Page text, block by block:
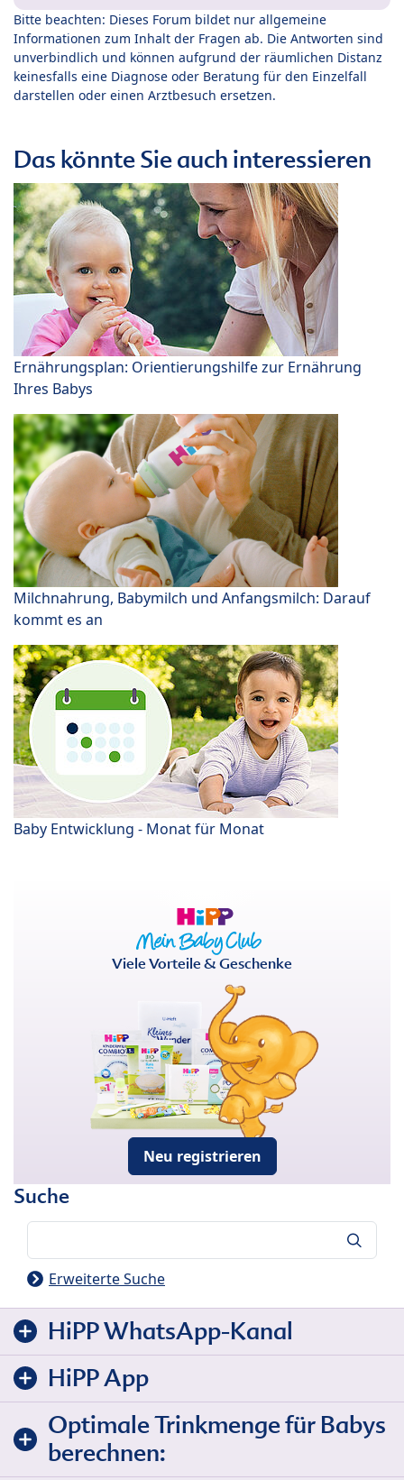
Bitte beachten: Dieses Forum bildet nur allgemeine
Informationen zum Inhalt der Fragen ab. Die Antworten sind
unverbindlich und können aufgrund der räumlichen Distanz
keinesfalls eine Diagnose oder Beratung für den Einzelfall
darstellen oder einen Arztbesuch ersetzen.
Das könnte Sie auch interessieren
Ernährungsplan: Orientierungshilfe zur Ernährung
Ihres Babys
Milchnahrung, Babymilch und Anfangsmilch: Darauf
kommt es an
Baby Entwicklung - Monat für Monat
Viele Vorteile & Geschenke
Neu registrieren
Suche
Erweiterte Suche
HiPP WhatsApp-Kanal
HiPP App
Optimale Trinkmenge für Babys
berechnen: